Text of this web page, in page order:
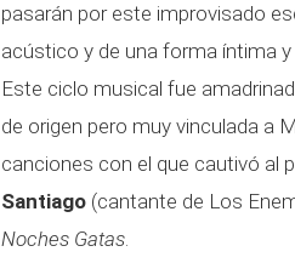
pasarán por este improvisado
acústico y de una forma íntima
Este ciclo musical fue
de origen pero muy vinculada a
canciones con el que cautivó al
Santiago (cantante de Los
Noches Gatas.